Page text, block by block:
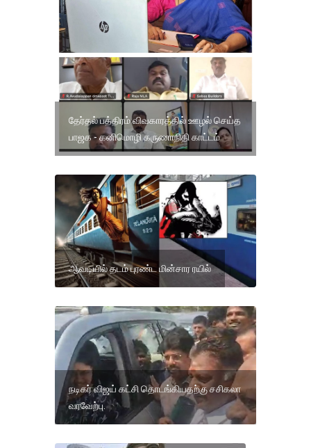
தேர்தல் பத்திரம் விவகாரத்தில் ஊழல் செய்த
பாஜக - கனிமொழி கருணாநிதி காட்டம்
ஆவடியில் தடம் புரண்ட மின்சார ரயில்
நடிகர் விஜய் கட்சி தொடங்கியதற்கு சசிகலா
வரவேற்பு.